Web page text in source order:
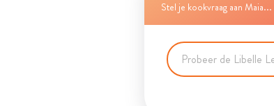
Stel je kookvraag aan Maia...